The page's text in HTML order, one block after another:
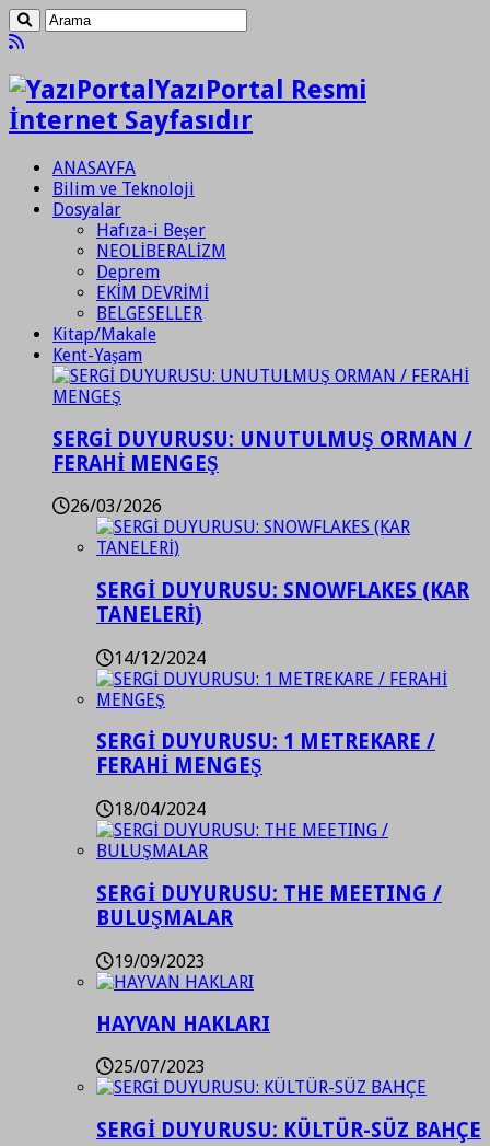
YazıPortal Resmi
İnternet Sayfasıdır
ANASAYFA
Bilim ve Teknoloji
Dosyalar
Hafıza-i Beşer
NEOLİBERALİZM
Deprem
EKİM DEVRİMİ
BELGESELLER
Kitap/Makale
Kent-Yaşam
SERGİ DUYURUSU: UNUTULMUŞ ORMAN /
FERAHİ MENGEŞ
26/03/2026
SERGİ DUYURUSU: SNOWFLAKES (KAR
TANELERİ)
14/12/2024
SERGİ DUYURUSU: 1 METREKARE /
FERAHİ MENGEŞ
18/04/2024
SERGİ DUYURUSU: THE MEETING /
BULUŞMALAR
19/09/2023
HAYVAN HAKLARI
25/07/2023
SERGİ DUYURUSU: KÜLTÜR-SÜZ BAHÇE